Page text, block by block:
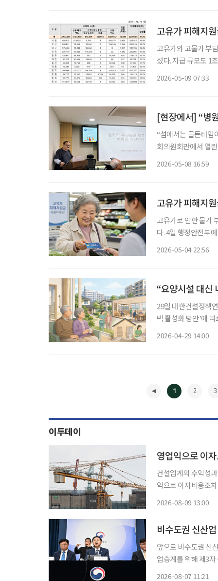
고유가와 고물가 부
섰다. 지급 규모도 1조6000억 원을 돌파
2026-05-09 07:33
[현장에서] “병
“섬에서는 골든타임이 20
회의원회관에서 열
2026-05-08 16:59
고유가 피해지
고유가로 인한 물가
다. 4일 행정안전부에 따르면 3일 24시 기준으로 246만6596명이 고유가 피해지원금을 신청
2026-05-04 22:56
“요양시설 대신
29일 대한건설정책
택 활성화 방안’에
2026-04-29 14:00
1 2 3
이투데이
영업익으로 이
건설업계의 수익성
익으로 이자비용조
2026-08-09 13:00
앞으로 비수도권 신
업승계를 위해 제3
2026-08-07 11:21